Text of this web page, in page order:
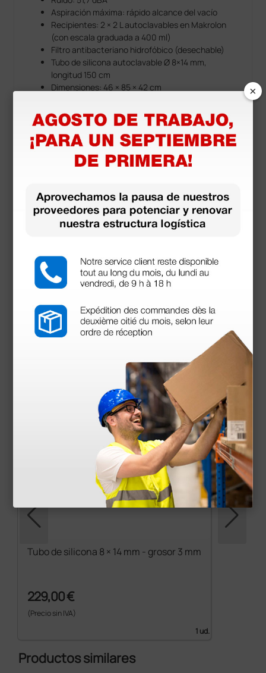
Aspiración máxima: rápido alcance del vacío
Recipientes: 2 × 2 L autoclavables en Makrolon
(con escala graduada a 400 ml)
Filtro antibacteriano hidrofóbico (desechable)
Tubo de silicona autoclavable Ø 8×14 mm,
longitud 150 cm
Dimensiones: 46 × 85 × 42 cm
Alimentación con enchufe Schuko
Tensión de funcionamiento: 230 V - 50/60 Hz
Alimentación: 385 VA
Documentos
Certificado CE
Manual de usuario
Accesorios
Tubo de silicona 8 × 14 mm - grosor 3 mm
229,00 €
(Precio sin IVA)
1 ud.
más opciones
Productos similares
×